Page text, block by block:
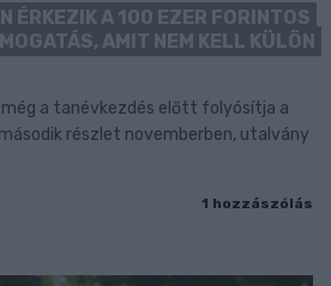
ÉRKEZIK A 100 EZER FORINTOS
AMIT NEM KELL KÜLÖN
a tanévkezdés előtt folyósítja a
részlet novemberben, utalvány
1 hozzászólás